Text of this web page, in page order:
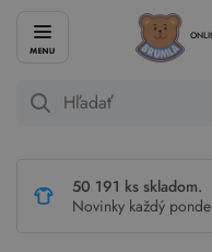
50 191 ks skladom.
Novinky každý